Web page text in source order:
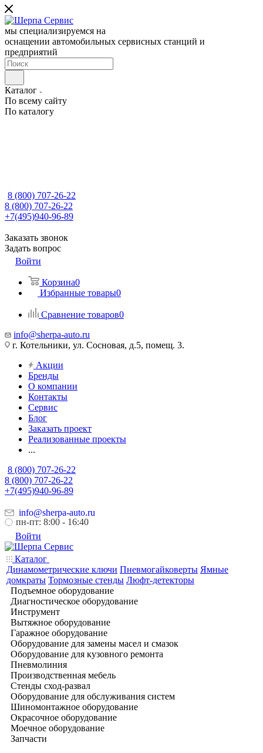
мы специализируемся на
оснащении автомобильных сервисных станций и
предприятий
Каталог
По всему сайту
По каталогу
8 (800) 707-26-22
8 (800) 707-26-22
+7(495)940-96-89
Заказать звонок
Задать вопрос
Войти
Корзина0
Избранные товары0
Сравнение товаров0
info@sherpa-auto.ru
г. Котельники, ул. Сосновая, д.5, помещ. 3.
Акции
Бренды
О компании
Контакты
Сервис
Блог
Заказать проект
Реализованные проекты
...
8 (800) 707-26-22
8 (800) 707-26-22
+7(495)940-96-89
info@sherpa-auto.ru
пн-пт: 8:00 - 16:40
Войти
Каталог
Динамометрические ключи Пневмогайковерты Ямные
домкраты Тормозные стенды Люфт-детекторы
Подъемное оборудование
Диагностическое оборудование
Инструмент
Вытяжное оборудование
Гаражное оборудование
Оборудование для замены масел и смазок
Оборудование для кузовного ремонта
Пневмолиния
Производственная мебель
Стенды сход-развал
Оборудование для обслуживания систем
Шиномонтажное оборудование
Окрасочное оборудование
Моечное оборудование
Запчасти